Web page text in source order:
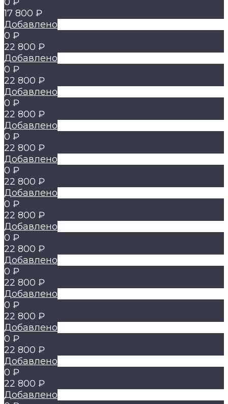
17 800 ₽
Добавлено
0 ₽
22 800 ₽
Добавлено
0 ₽
22 800 ₽
Добавлено
0 ₽
22 800 ₽
Добавлено
0 ₽
22 800 ₽
Добавлено
0 ₽
22 800 ₽
Добавлено
0 ₽
22 800 ₽
Добавлено
0 ₽
22 800 ₽
Добавлено
0 ₽
22 800 ₽
Добавлено
0 ₽
22 800 ₽
Добавлено
0 ₽
22 800 ₽
Добавлено
0 ₽
22 800 ₽
Добавлено